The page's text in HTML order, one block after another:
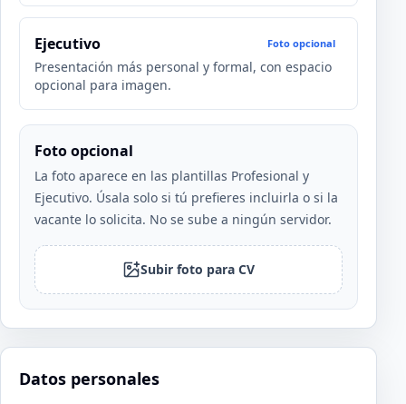
Ejecutivo Foto opcional
Presentación más personal y formal, con espacio
opcional para imagen.
Foto opcional
La foto aparece en las plantillas Profesional y
Ejecutivo. Úsala solo si tú prefieres incluirla o si la
vacante lo solicita. No se sube a ningún servidor.
Subir foto para CV
Datos personales